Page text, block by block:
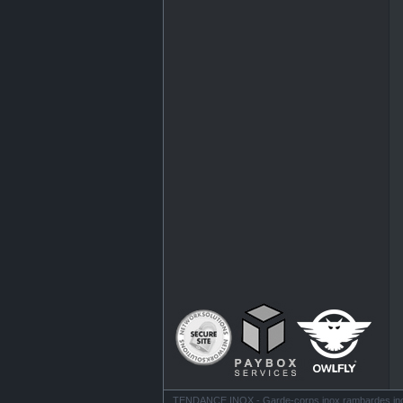
TENDANCE INOX - Garde-corps inox rambardes